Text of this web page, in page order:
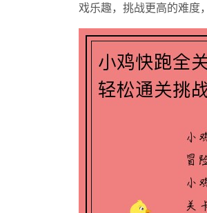
戏乐趣，挑战更高的难度